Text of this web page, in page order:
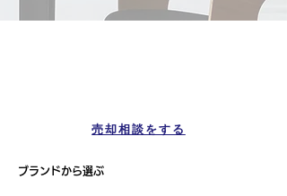
売却相談をする
ブランドから選ぶ